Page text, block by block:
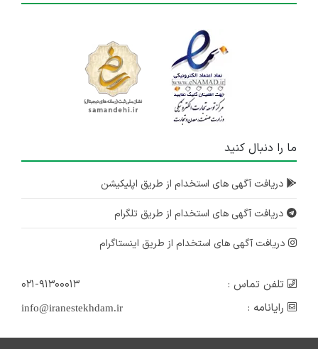
ما را دنبال کنید
دریافت آگهی های استخدام از طریق اپلیکیشن
دریافت آگهی های استخدام از طریق تلگرام
دریافت آگهی های استخدام از طریق اینستاگرام
تلفن تماس :
۰۲۱-۹۱۳۰۰۰۱۳
رایانامه :
info@iranestekhdam.ir